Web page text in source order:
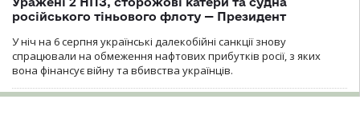
російського тіньового флоту — Президент
У ніч на 6 серпня українські далекобійні санкції знову
спрацювали на обмеження нафтових прибутків росії, з яких
вона фінансує війну та вбивства українців.